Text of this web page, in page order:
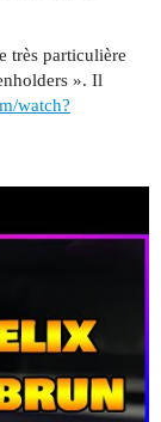
très particulière
». Il
watch?